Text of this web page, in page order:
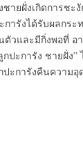
ายฝั่งเกิดการช
ารังได้รับผลกร
ตัวและมีกิ่งพอที่
ปะการัง ชายฝั่ง
ปะการังคืนควา